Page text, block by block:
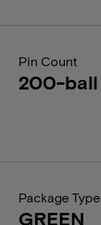
Pin Count
200-ball
Package Type
GREEN